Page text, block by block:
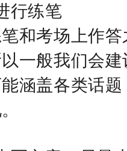
行练笔
和考场上作
一般我们会
涵盖各类话